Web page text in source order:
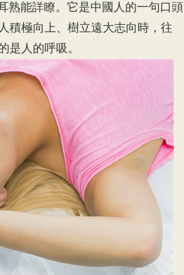
熟能詳瞭。它是中國人的一句口頭
積極向上、樹立遠大志向時，往
是人的呼吸。